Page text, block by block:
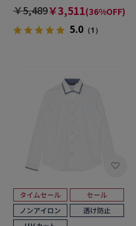
ツ
￥5,489￥3,511(36%OFF)
5.0（1）